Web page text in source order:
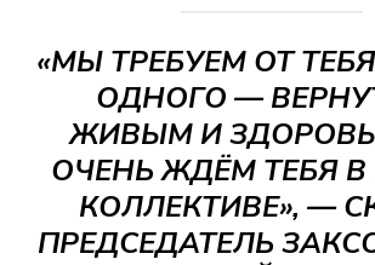
«МЫ ТРЕБУЕМ ОТ
ОДНОГО —
ЖИВЫМ И
ОЧЕНЬ ЖДЁМ ТЕБЯ
КОЛЛЕКТИВЕ», —
ПРЕДСЕДАТЕЛЬ